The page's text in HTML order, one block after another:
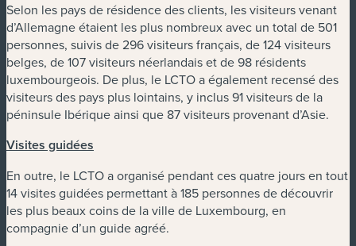
Selon les pays de résidence des clients, les visiteurs venant
d’Allemagne étaient les plus nombreux avec un total de 501
personnes, suivis de 296 visiteurs français, de 124 visiteurs
belges, de 107 visiteurs néerlandais et de 98 résidents
luxembourgeois. De plus, le LCTO a également recensé des
visiteurs des pays plus lointains, y inclus 91 visiteurs de la
péninsule Ibérique ainsi que 87 visiteurs provenant d’Asie.
Visites guidées
En outre, le LCTO a organisé pendant ces quatre jours en tout
14 visites guidées permettant à 185 personnes de découvrir
les plus beaux coins de la ville de Luxembourg, en
compagnie d’un guide agréé.